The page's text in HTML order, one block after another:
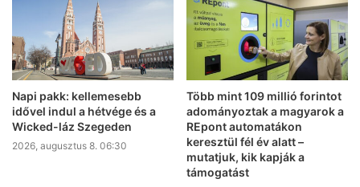
Napi pakk: kellemesebb
idővel indul a hétvége és a
Wicked-láz Szegeden
2026, augusztus 8. 06:30
Több mint 109 millió forintot
adományoztak a magyarok a
REpont automatákon
keresztül fél év alatt –
mutatjuk, kik kapják a
támogatást